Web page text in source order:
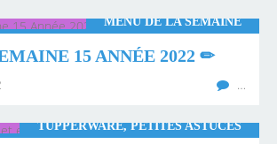
MENU DE LA SEMAINE
15 ANNÉE 2022 ✏
…
TUPPERWARE, PETITES ASTUCES